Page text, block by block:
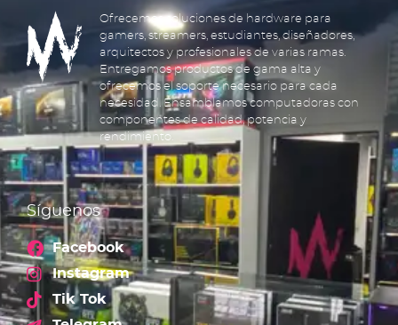
Ofrecemos soluciones de hardware para
gamers, streamers, estudiantes, diseñadores,
arquitectos y profesionales de varias ramas.
Entregamos productos de gama alta y
ofrecemos el soporte necesario para cada
necesidad. Ensamblamos computadoras con
componentes de calidad, potencia y
rendimiento.
Síguenos
Facebook
Instagram
Tik Tok